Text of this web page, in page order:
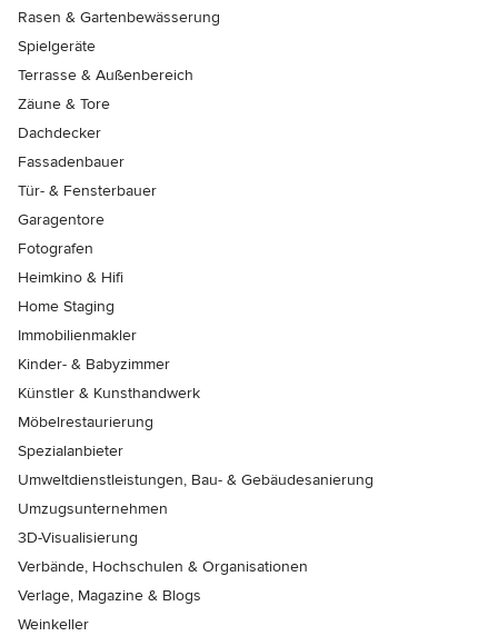
Rasen & Gartenbewässerung
Spielgeräte
Terrasse & Außenbereich
Zäune & Tore
Dachdecker
Fassadenbauer
Tür- & Fensterbauer
Garagentore
Fotografen
Heimkino & Hifi
Home Staging
Immobilienmakler
Kinder- & Babyzimmer
Künstler & Kunsthandwerk
Möbelrestaurierung
Spezialanbieter
Umweltdienstleistungen, Bau- & Gebäudesanierung
Umzugsunternehmen
3D-Visualisierung
Verbände, Hochschulen & Organisationen
Verlage, Magazine & Blogs
Weinkeller